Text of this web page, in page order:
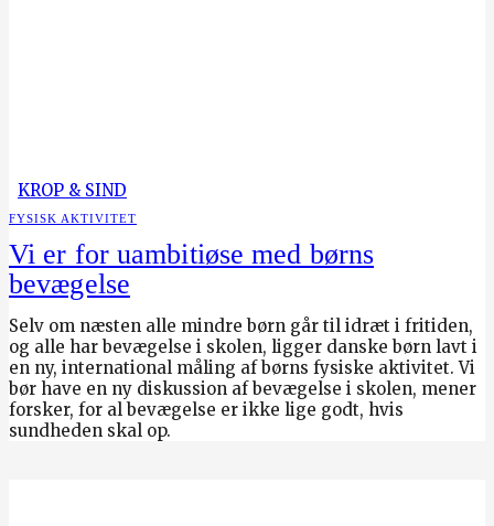
KROP & SIND
FYSISK AKTIVITET
Vi er for uambitiøse med børns
bevægelse
Selv om næsten alle mindre børn går til idræt i fritiden,
og alle har bevægelse i skolen, ligger danske børn lavt i
en ny, international måling af børns fysiske aktivitet. Vi
bør have en ny diskussion af bevægelse i skolen, mener
forsker, for al bevægelse er ikke lige godt, hvis
sundheden skal op.